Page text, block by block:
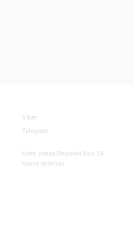
Viber
Telegram
Киев, улица Верхний Вал, 54
Карта проезда